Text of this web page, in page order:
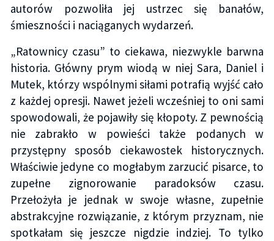
autorów pozwoliła jej ustrzec się banałów,
śmieszności i naciąganych wydarzeń.
„Ratownicy czasu” to ciekawa, niezwykle barwna
historia. Główny prym wiodą w niej Sara, Daniel i
Mutek, którzy wspólnymi siłami potrafią wyjść cało
z każdej opresji. Nawet jeżeli wcześniej to oni sami
spowodowali, że pojawiły się kłopoty. Z pewnością
nie zabrakło w powieści także podanych w
przystępny sposób ciekawostek historycznych.
Właściwie jedyne co mogłabym zarzucić pisarce, to
zupełne zignorowanie paradoksów czasu.
Przełożyła je jednak w swoje własne, zupełnie
abstrakcyjne rozwiązanie, z którym przyznam, nie
spotkałam się jeszcze nigdzie indziej. To tylko